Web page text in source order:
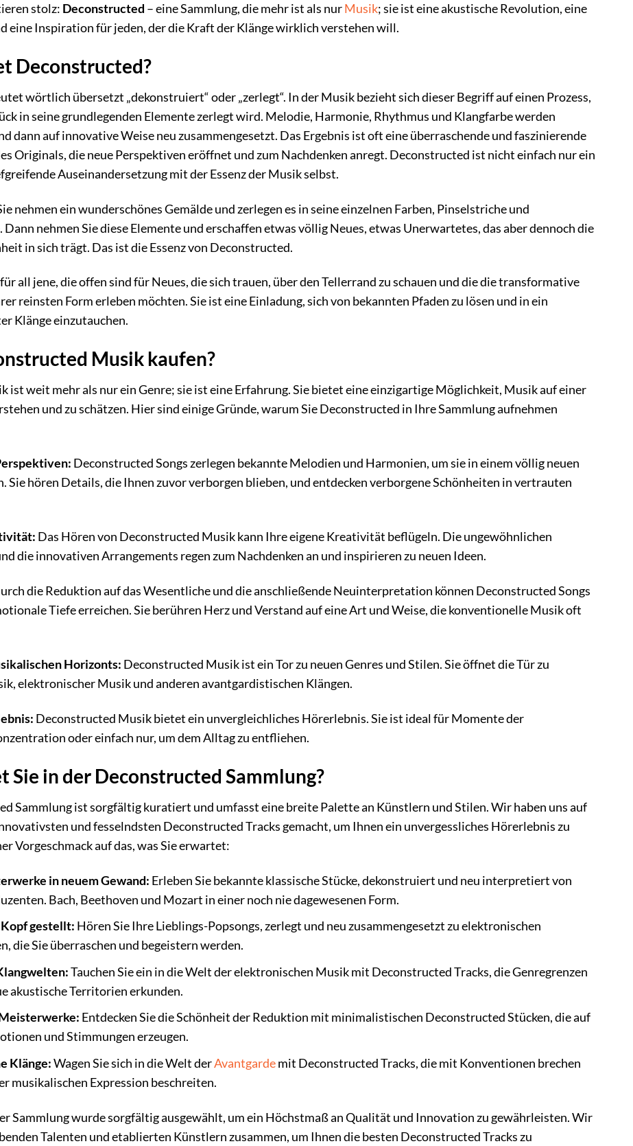
stolz: Deconstructed – eine Sammlung, die mehr ist als nurMusik; sie ist eine akustische Revolution, eine
eine Inspiration für jeden, der die Kraft der Klänge wirklich verstehen will.
Deconstructed?
wörtlich übersetzt „dekonstruiert“ oder „zerlegt“. In der Musik bezieht sich dieser Begriff auf einen Prozess,
in seine grundlegenden Elemente zerlegt wird. Melodie, Harmonie, Rhythmus und Klangfarbe werden
dann auf innovative Weise neu zusammengesetzt. Das Ergebnis ist oft eine überraschende und faszinierende
Originals, die neue Perspektiven eröffnet und zum Nachdenken anregt. Deconstructed ist nicht einfach nur ein
Auseinandersetzung mit der Essenz der Musik selbst.
nehmen ein wunderschönes Gemälde und zerlegen es in seine einzelnen Farben, Pinselstriche und
nehmen Sie diese Elemente und erschaffen etwas völlig Neues, etwas Unerwartetes, das aber dennoch die
in sich trägt. Das ist die Essenz von Deconstructed.
all jene, die offen sind für Neues, die sich trauen, über den Tellerrand zu schauen und die die transformative
reinsten Form erleben möchten. Sie ist eine Einladung, sich von bekannten Pfaden zu lösen und in ein
Klänge einzutauchen.
Musik kaufen?
ist weit mehr als nur ein Genre; sie ist eine Erfahrung. Sie bietet eine einzigartige Möglichkeit, Musik auf einer
und zu schätzen. Hier sind einige Gründe, warum Sie Deconstructed in Ihre Sammlung aufnehmen
Deconstructed Songs zerlegen bekannte Melodien und Harmonien, um sie in einem völlig neuen
Sie hören Details, die Ihnen zuvor verborgen blieben, und entdecken verborgene Schönheiten in vertrauten
Das Hören von Deconstructed Musik kann Ihre eigene Kreativität beflügeln. Die ungewöhnlichen
die innovativen Arrangements regen zum Nachdenken an und inspirieren zu neuen Ideen.
die Reduktion auf das Wesentliche und die anschließende Neuinterpretation können Deconstructed Songs
Tiefe erreichen. Sie berühren Herz und Verstand auf eine Art und Weise, die konventionelle Musik oft
Horizonts: Deconstructed Musik ist ein Tor zu neuen Genres und Stilen. Sie öffnet die Tür zu
elektronischer Musik und anderen avantgardistischen Klängen.
Deconstructed Musik bietet ein unvergleichliches Hörerlebnis. Sie ist ideal für Momente der
oder einfach nur, um dem Alltag zu entfliehen.
Sie in der Deconstructed Sammlung?
Sammlung ist sorgfältig kuratiert und umfasst eine breite Palette an Künstlern und Stilen. Wir haben uns auf
und fesselndsten Deconstructed Tracks gemacht, um Ihnen ein unvergessliches Hörerlebnis zu
Vorgeschmack auf das, was Sie erwartet:
in neuem Gewand: Erleben Sie bekannte klassische Stücke, dekonstruiert und neu interpretiert von
Bach, Beethoven und Mozart in einer noch nie dagewesenen Form.
gestellt: Hören Sie Ihre Lieblings-Popsongs, zerlegt und neu zusammengesetzt zu elektronischen
die Sie überraschen und begeistern werden.
Tauchen Sie ein in die Welt der elektronischen Musik mit Deconstructed Tracks, die Genregrenzen
akustische Territorien erkunden.
Entdecken Sie die Schönheit der Reduktion mit minimalistischen Deconstructed Stücken, die auf
und Stimmungen erzeugen.
Klänge:Wagen Sie sich in die Welt derAvantgardemit Deconstructed Tracks, die mit Konventionen brechen
musikalischen Expression beschreiten.
Sammlung wurde sorgfältig ausgewählt, um ein Höchstmaß an Qualität und Innovation zu gewährleisten. Wir
Talenten und etablierten Künstlern zusammen, um Ihnen die besten Deconstructed Tracks zu